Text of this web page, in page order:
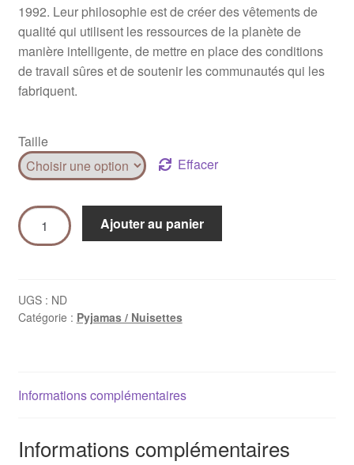
1992. Leur philosophie est de créer des vêtements de
qualité qui utilisent les ressources de la planète de
manière intelligente, de mettre en place des conditions
de travail sûres et de soutenir les communautés qui les
fabriquent.
Taille
Effacer
Ajouter au panier
UGS : ND
Catégorie : Pyjamas / Nuisettes
Informations complémentaires
Informations complémentaires